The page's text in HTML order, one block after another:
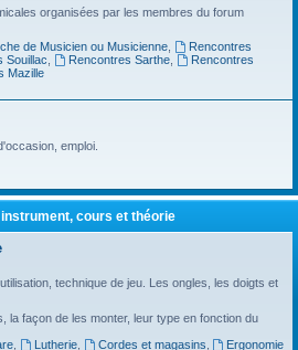
organisées par les membres du forum
de Musicien ou Musicienne,
Rencontres
Souillac Rencontres Sarthe,
Rencontres
Mazille
emploi.
instrument, cours et théorie
technique de jeu. Les ongles, les doigts et
la façon de les monter, leur type en fonction du
, Lutherie, Cordes et magasins
Ergonomie